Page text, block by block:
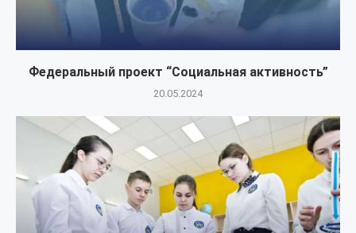
Федеральный проект “Социальная активность”
20.05.2024